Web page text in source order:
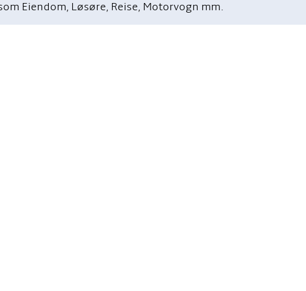
Eiendom, Løsøre, Reise, Motorvogn mm.